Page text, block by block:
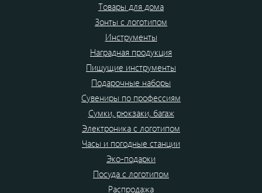
Товары для дома
Зонты с логотипом
Инструменты
Наградная продукция
Пишущие инструменты
Подарочные наборы
Сувениры по профессиям
Сумки, рюкзаки, багаж
Электроника с логотипом
Часы и погодные станции
Эко-подарки
Посуда с логотипом
Распродажа